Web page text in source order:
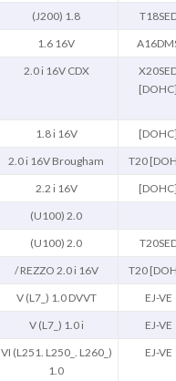
(J200) 1.8
1.6 16V
2.0 i 16V CDX
1.8 i 16V
2.0 i 16V Brougham T20
2.2 i 16V
(U100) 2.0
(U100) 2.0
/ REZZO 2.0 i 16V T20
V (L7_) 1.0 DVVT EJ-VE
V (L7_) 1.0 i EJ-VE
VI (L251. L250_. L260_)
1.0
EJ-VE